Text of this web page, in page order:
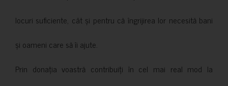
locuri suficiente, cât și pentru că îngrijirea lor necesită bani
și oameni care să îi ajute.
Prin donația voastră contribuiți în cel mai real mod la